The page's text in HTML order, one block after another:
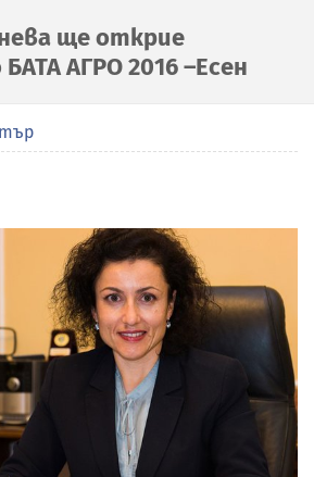
ще открие
АГРО 2016 –Есен